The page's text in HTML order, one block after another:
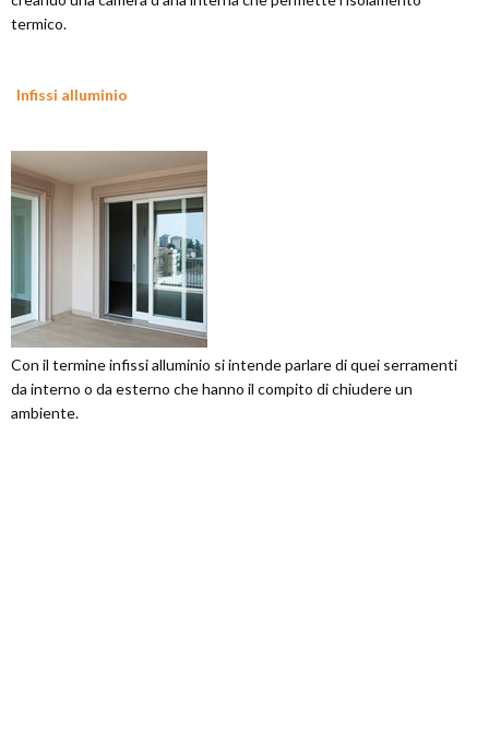
termico.
Infissi alluminio
Con il termine infissi alluminio si intende parlare di quei serramenti
da interno o da esterno che hanno il compito di chiudere un
ambiente.